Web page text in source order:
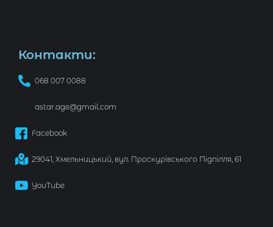
Контакти:
068 007 0088
astar.age@gmail.com
Facebook
29041, Хмельницький, вул. Проскурівського Підпілля, 61
YouTube